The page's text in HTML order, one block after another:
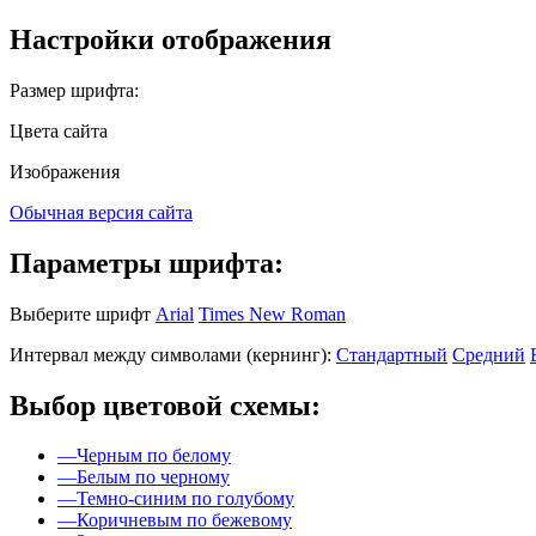
Настройки отображения
Размер шрифта:
Цвета сайта
Изображения
Обычная версия сайта
Параметры шрифта:
Выберите шрифт Arial Times New Roman
Интервал между символами (кернинг): Стандартный Средний
Выбор цветовой схемы:
—Черным по белому
—Белым по черному
—Темно-синим по голубому
—Коричневым по бежевому